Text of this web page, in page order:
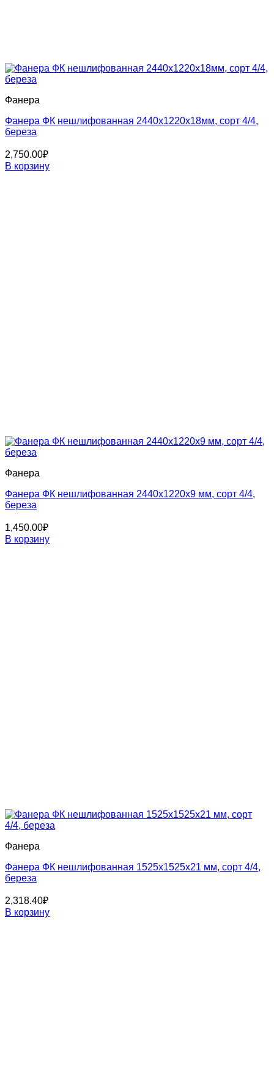
Фанера
Фанера ФК нешлифованная 2440x1220x18мм, сорт 4/4,
береза
2,750.00₽
В корзину
Фанера
Фанера ФК нешлифованная 2440х1220х9 мм, сорт 4/4,
береза
1,450.00₽
В корзину
Фанера
Фанера ФК нешлифованная 1525x1525x21 мм, сорт 4/4,
береза
2,318.40₽
В корзину